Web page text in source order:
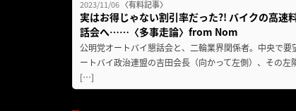
2023/11/06 〈有料記事〉
実はお得じゃない割引率だった?! バイクの高速
話会へ……〈多事走論〉from Nom
公明党オートバイ懇話会と、二輪業界関係者。中央で
ートバイ政治連盟の吉田会長（向かって左側）、その
[…]